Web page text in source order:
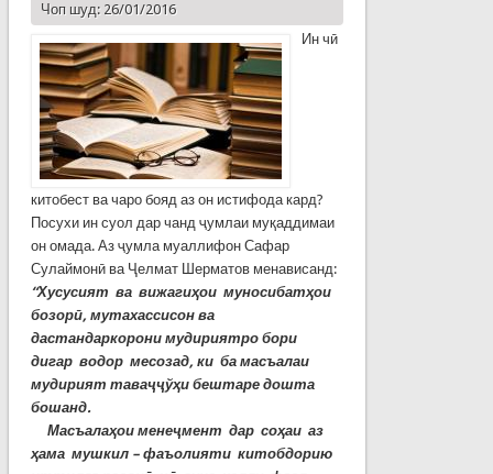
Чоп шуд: 26/01/2016
Ин чӣ
китобест ва чаро бояд аз он истифода кард?
Посухи ин суол дар чанд ҷумлаи муқаддимаи
он омада. Аз ҷумла муаллифон Сафар
Сулаймонӣ ва Ҷелмат Шерматов менависанд:
“Хусусият ва вижагиҳои муносибатҳои
бозорӣ, мутахассисон ва
дастандаркорони мудириятро бори
дигар водор месозад, ки ба масъалаи
мудирият таваҷҷўҳи бештаре дошта
бошанд.
Масъалаҳои менеҷмент дар соҳаи аз
ҳама мушкил – фаъолияти китобдорию